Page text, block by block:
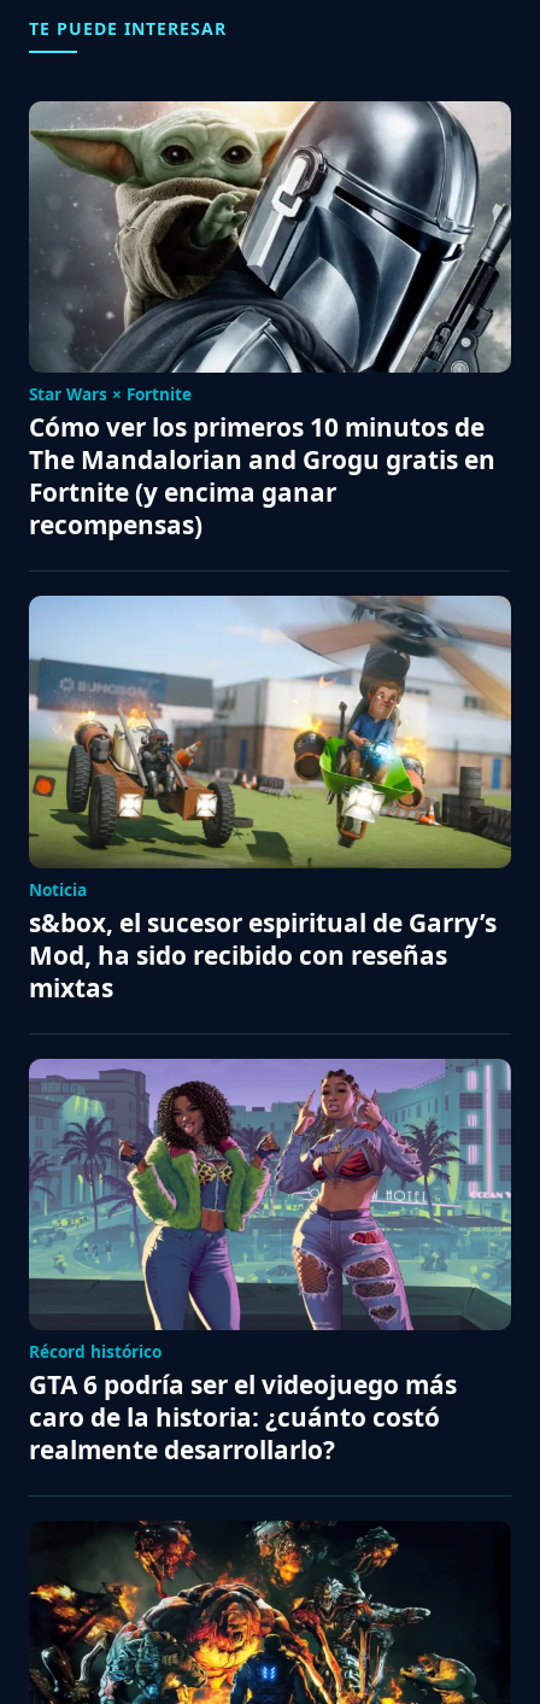
TE PUEDE INTERESAR
Star Wars × Fortnite
Cómo ver los primeros 10 minutos de
The Mandalorian and Grogu gratis en
Fortnite (y encima ganar
recompensas)
Noticia
s&box, el sucesor espiritual de Garry’s
Mod, ha sido recibido con reseñas
mixtas
Récord histórico
GTA 6 podría ser el videojuego más
caro de la historia: ¿cuánto costó
realmente desarrollarlo?